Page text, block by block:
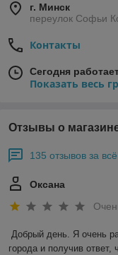
г. Минск
переулок Софьи
Контакты
Сегодня
Показать весь
Отзывы о
135 отзывов за
Оксана
Добрый день. Я очень
города и получив ответ,